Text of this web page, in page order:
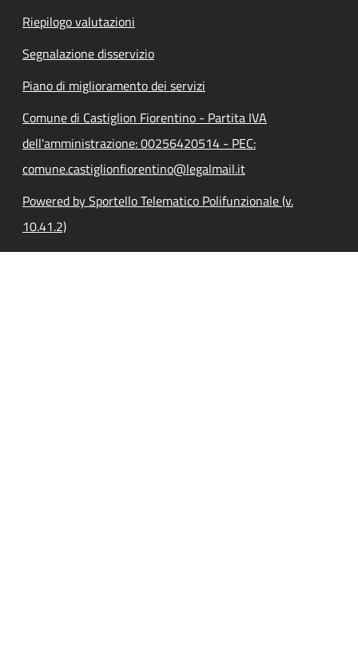
Riepilogo valutazioni
Segnalazione disservizio
Piano di miglioramento dei servizi
Comune di Castiglion Fiorentino - Partita IVA
dell'amministrazione: 00256420514 - PEC:
comune.castiglionfiorentino@legalmail.it
Powered by Sportello Telematico Polifunzionale (v.
10.41.2)